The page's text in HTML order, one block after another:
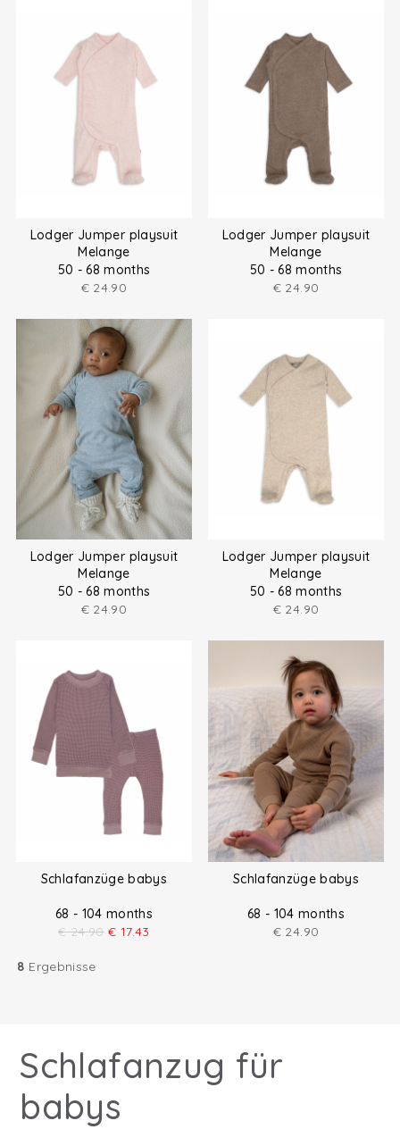
Lodger Jumper playsuit
Melange
50 - 68 months
€ 24.90
Lodger Jumper playsuit
Melange
50 - 68 months
€ 24.90
Lodger Jumper playsuit
Melange
50 - 68 months
€ 24.90
Lodger Jumper playsuit
Melange
50 - 68 months
€ 24.90
Schlafanzüge babys
68 - 104 months
€ 24.90 € 17.43
Schlafanzüge babys
68 - 104 months
€ 24.90
8 Ergebnisse
Schlafanzug für
babys